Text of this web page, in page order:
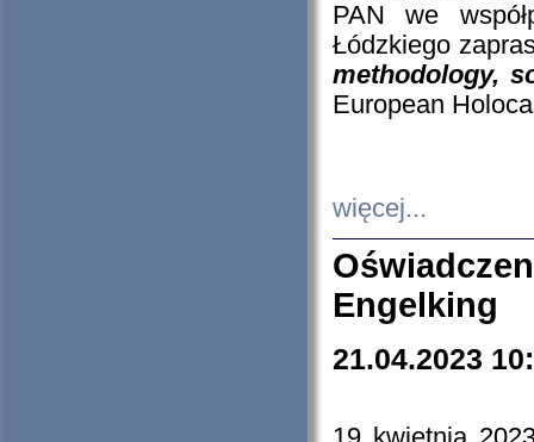
PAN we
Łódzkiego
methodology,
European
więcej...
Engelking
21.04.2023